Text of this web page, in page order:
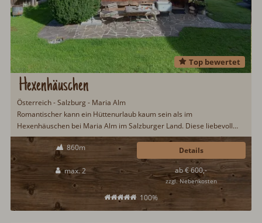
Hexenhäuschen
Top bewertet
Österreich - Salzburg - Maria Alm
Romantischer kann ein Hüttenurlaub kaum sein als im
Hexenhäuschen bei Maria Alm im Salzburger Land. Diese liebevoll
eingerichtete Hütte befindet sich noch in Originalzustand. Hier wird
größten Wert auf einen Hüttenurlaub wie anno dazumal gelegt. Ideal
für Pärchen, welche sich mal eine Auszeit gönnen möchten…
860m
max. 2
100%
ab € 600,-
zzgl. Nebenkosten
Details